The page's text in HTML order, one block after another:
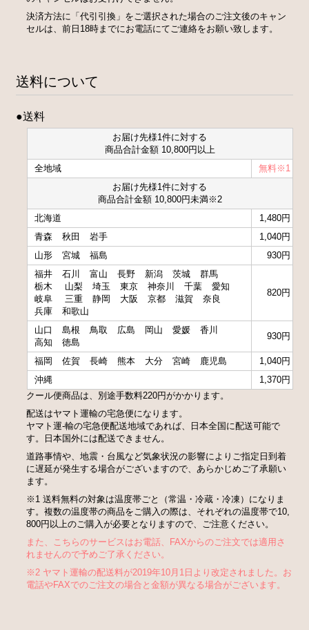
決済方法に「代引引換」をご選択された場合のご注文後のキャン
セルは、前日18時までにお電話にてご連絡をお願い致します。
送料について
●送料
お届け先様1件に対する
商品合計金額 10,800円以上
全地域
無料※1
お届け先様1件に対する
商品合計金額 10,800円未満※2
北海道
1,480円
青森
秋田 岩手
1,040円
山形
宮城 福島
930円
福井
石川 富山 長野 新潟 茨城
群馬
栃木
山梨 埼玉 東京 神奈川 千葉
愛知
岐阜
三重 静岡 大阪 京都 滋賀
奈良
兵庫
和歌山
820円
山口 島根 鳥取 広島 岡山 愛媛
香川
高知
徳島
930円
福岡 佐賀 長崎 熊本 大分 宮崎 鹿児島
1,040円
沖縄
1,370円
クール便商品は、別途手数料220円がかかります。
配送はヤマト運輸の宅急便になります。
ヤマト運-輸の宅急便配送地域であれば、日本全国に配送可能で
す。日本国外には配送できません。
道路事情や、地震・台風など気象状況の影響によりご指定日到着
に遅延が発生する場合がございますので、あらかじめご了承願い
ます。
※1 送料無料の対象は温度帯ごと（常温・冷蔵・冷凍）になりま
す。複数の温度帯の商品をご購入の際は、それぞれの温度帯で10,
800円以上のご購入が必要となりますので、ご注意ください。
また、こちらのサービスはお電話、FAXからのご注文では適用さ
れませんので予めご了承ください。
※2 ヤマト運輸の配送料が2019年10月1日より改定されました。お
電話やFAXでのご注文の場合と金額が異なる場合がございます。